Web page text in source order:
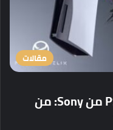
مقالات
مشروع Helix من Xbox ضد PS6 من Sony: من